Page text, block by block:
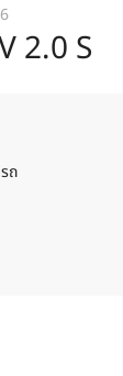
2.0 S
ถ